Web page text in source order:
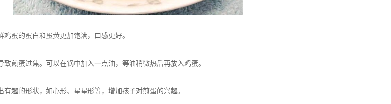
蛋的蛋白和蛋黄更加饱满，口感更好。
蛋过焦。可以在锅中加入一点油，等油稍微热后再放入鸡蛋。
趣的形状，如心形、星星形等，增加孩子对煎蛋的兴趣。